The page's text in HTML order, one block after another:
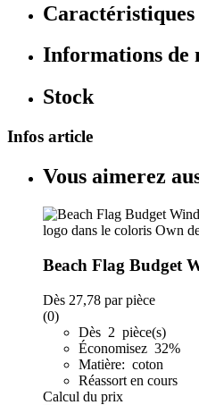
Caractéristiques
Informations de
Stock
Infos article
Vous aimerez
Beach Flag Budget
Dès 27,78 par pièce
(0)
Dès 2 pièce(s)
Économisez 32%
Matière: coton
Réassort en cours
Calcul du prix